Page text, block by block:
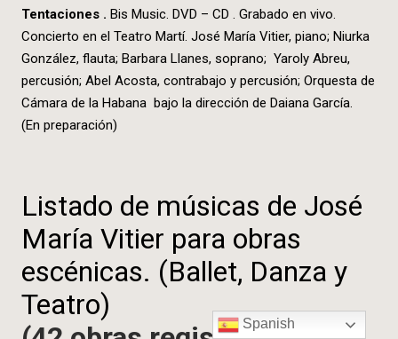
Tentaciones . Bis Music. DVD – CD . Grabado en vivo.
Concierto en el Teatro Martí. José María Vitier, piano; Niurka
González, flauta; Barbara Llanes, soprano; Yaroly Abreu,
percusión; Abel Acosta, contrabajo y percusión; Orquesta de
Cámara de la Habana bajo la dirección de Daiana García.
(En preparación)
Listado de músicas de José
María Vitier para obras
escénicas. (Ballet, Danza y
Teatro)
Spanish